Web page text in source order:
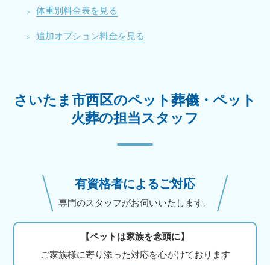
体重別料金表を見る
追加オプション料金を見る
さいたま市西区のペット葬儀・ペット
火葬の担当スタッフ
有資格者によるご対応
専門のスタッフがお伺いいたします。
【ペットは家族を念頭に】
ご家族様に寄り添った対応を心がけております